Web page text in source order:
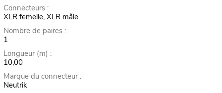
Connecteurs :
XLR femelle, XLR mâle
Nombre de paires :
1
Longueur (m) :
10,00
Marque du connecteur :
Neutrik